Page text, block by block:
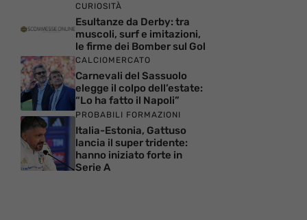
CURIOSITÀ
Esultanze da Derby: tra
muscoli, surf e imitazioni,
le firme dei Bomber sul Gol
CALCIOMERCATO
Carnevali del Sassuolo
elegge il colpo dell’estate:
“Lo ha fatto il Napoli”
PROBABILI FORMAZIONI
Italia-Estonia, Gattuso
lancia il super tridente:
hanno iniziato forte in
Serie A